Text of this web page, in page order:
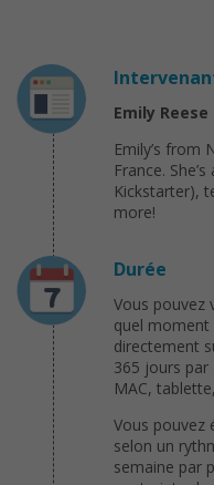
Emily Reese
Emily’s from
France.
Kickstarter),
more!
Durée
Vous pouvez
quel moment
directement
365 jours par
MAC,
Vous pouvez
selon un
semaine par